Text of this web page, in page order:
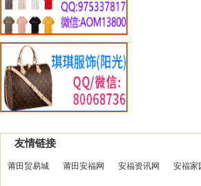
友情链接
莆田贸易城 莆田安福网 安福资讯网 安福家